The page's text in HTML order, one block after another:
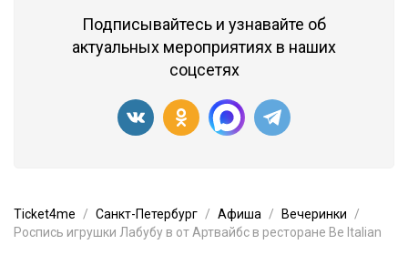
Подписывайтесь и узнавайте об
актуальных мероприятиях в наших
соцсетях
Ticket4me Санкт-Петербург Афиша
Вечеринки
Роспись игрушки Лабубу в от Артвайбс в ресторане Be Italian